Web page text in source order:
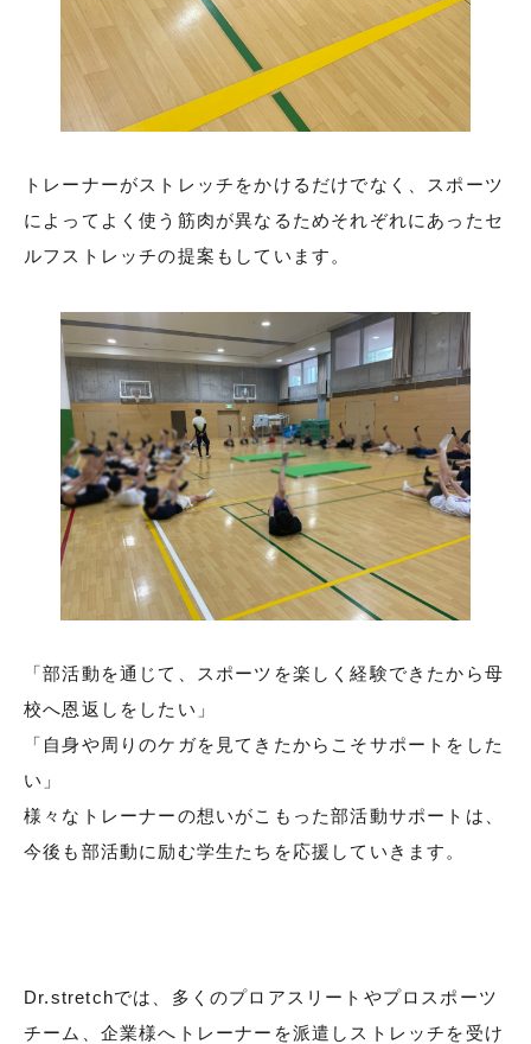
トレーナーがストレッチをかけるだけでなく、スポーツ
によってよく使う筋肉が異なるためそれぞれにあったセ
ルフストレッチの提案もしています。
「部活動を通じて、スポーツを楽しく経験できたから母
校へ恩返しをしたい」
「自身や周りのケガを見てきたからこそサポートをした
い」
様々なトレーナーの想いがこもった部活動サポートは、
今後も部活動に励む学生たちを応援していきます。
Dr.stretchでは、多くのプロアスリートやプロスポーツ
チーム、企業様へトレーナーを派遣しストレッチを受け